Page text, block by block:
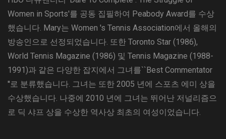
Women in Sports'를 공동 집필하여 Peabody Award를 수상
했습니다. Mary는 Women 's Tennis Association에서 올해의
방송인으로 선정되었습니다. 또한 Toronto Star (1986),
World Tennis Magazine (1986) 및 Tennis Magazine (1988-
1991)과 같은 다양한 잡지에서 그녀를``Best Commentator
''로 분류했습니다. 그녀는 또한 2005 년에 스포츠 에미 상을
수상했습니다. 나중에 2010 년에 그녀는 뛰어난 저널리즘으
로 딕 샤프 상을 수상한 역사상 최초의 여성이었습니다.